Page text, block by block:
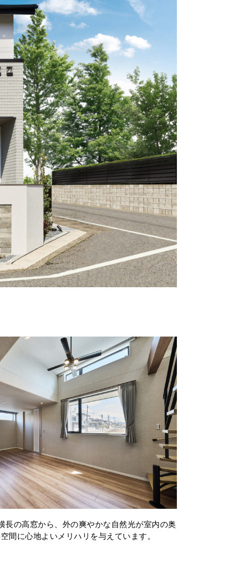
長の高窓から、外の爽やかな自然光が室内の奥
間に心地よいメリハリを与えています。